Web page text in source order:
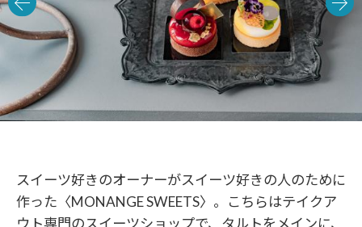
スイーツ好きのオーナーがスイーツ好きの人のために
作った〈MONANGE SWEETS〉。こちらはテイクア
ウト専門のスイーツショップで、タルトをメインに、